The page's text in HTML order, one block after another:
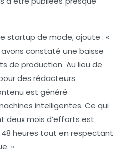
startup de mode, ajoute : «
constaté une baisse
de production. Au lieu de
des rédacteurs
est généré
intelligentes. Ce qui
deux mois d’efforts est
heures tout en respectant
»